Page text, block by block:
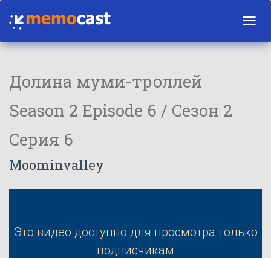
Долина муми-троллей
Season 2 Episode 6 / Сезон 2
Серия 6
Moominvalley
Это видео доступно для просмотра только
подписчикам